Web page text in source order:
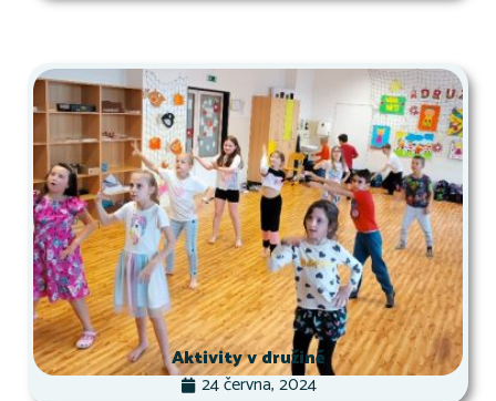
Aktivity v družině
24 června, 2024